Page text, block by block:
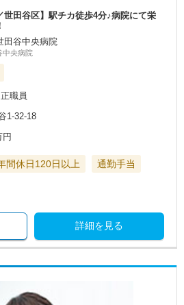
世田谷区】駅チカ徒歩4分♪病院にて栄
谷中央病院
中央病院
職員
1-32-18
円
間休日120日以上
通勤手当
詳細を見る